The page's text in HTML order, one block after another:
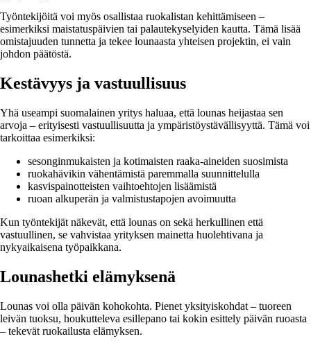
Työntekijöitä voi myös osallistaa ruokalistan kehittämiseen –
esimerkiksi maistatuspäivien tai palautekyselyiden kautta. Tämä lisää
omistajuuden tunnetta ja tekee lounaasta yhteisen projektin, ei vain
johdon päätöstä.
Kestävyys ja vastuullisuus
Yhä useampi suomalainen yritys haluaa, että lounas heijastaa sen
arvoja – erityisesti vastuullisuutta ja ympäristöystävällisyyttä. Tämä voi
tarkoittaa esimerkiksi:
sesonginmukaisten ja kotimaisten raaka-aineiden suosimista
ruokahävikin vähentämistä paremmalla suunnittelulla
kasvispainotteisten vaihtoehtojen lisäämistä
ruoan alkuperän ja valmistustapojen avoimuutta
Kun työntekijät näkevät, että lounas on sekä herkullinen että
vastuullinen, se vahvistaa yrityksen mainetta huolehtivana ja
nykyaikaisena työpaikkana.
Lounashetki elämyksenä
Lounas voi olla päivän kohokohta. Pienet yksityiskohdat – tuoreen
leivän tuoksu, houkutteleva esillepano tai kokin esittely päivän ruoasta
– tekevät ruokailusta elämyksen.